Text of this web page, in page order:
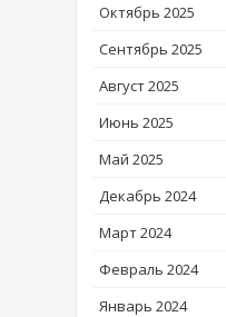
Октябрь 2025
Сентябрь 2025
Август 2025
Июнь 2025
Май 2025
Декабрь 2024
Март 2024
Февраль 2024
Январь 2024